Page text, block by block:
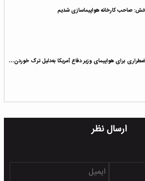
صاحب کارخانه هواپیماسازی شدیم
برای هواپیمای وزیر دفاع آمریکا به‌دلیل ترک خوردن…
ارسال نظر